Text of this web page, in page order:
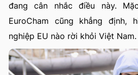
đang cân nhắc điều này.
EuroCham cũng khẳng định,
nghiệp EU nào rời khỏi Việt Nam.